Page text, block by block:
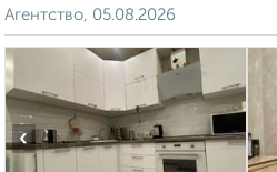
Агентство, 05.08.2026
‹